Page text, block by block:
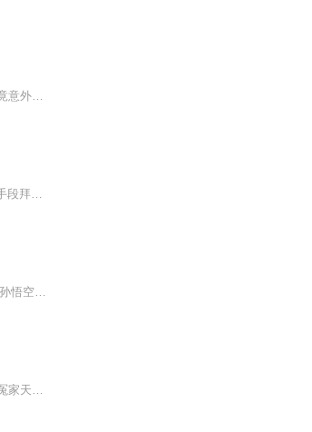
穷小子何以琛因彩礼被女友抛弃，回家又遇母亲昏倒。医院急需三十万手术费，走投无路的他进入神秘当铺后竟意外穿书。还成了大名鼎鼎的孙悟空的师弟，在书中世界，他能否靠着孙悟空摆脱困境，逆袭人生，救回母亲，续写属于自己的传奇？
简介: ： 主角死亡，意外穿越到异界平凡少年身上，于乡村后山竟发现了传说中被五指山镇压的孙悟空，略施手段拜得孙悟空为师，从此霍乱天下
《孙悟空趣上学》！奇幻童话版《米小圈上学记》!有趣有料!幽默搞笑!我是孙悟空，读书又打怪，上学好有趣!孙悟空上小学三年级啦!他和同学猪八戒、小白龙、沙悟净、牛魔王、如意真仙、哪吒、二郎神、铁扇公主、嫦娥，以及语文老师唐三藏、体育老师菩提祖师、...
一个是心性灵清，形容俊美的美猴王。一个是清美灵幻，无垢无尘的阆苑仙葩。成知己并肩闯荡天下啦！欢喜冤家天作之合古典名著异想天开一句话简介：在我庇佑下，带你游遍三川五岳。立意：不管多困难，都存在希望，生活会越来越好！